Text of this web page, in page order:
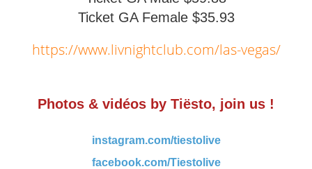
Ticket GA Female $35.93
https://www.livnightclub.com/las-vegas/
Photos & vidéos by Tiësto, join us !
instagram.com/tiestolive
facebook.com/Tiestolive